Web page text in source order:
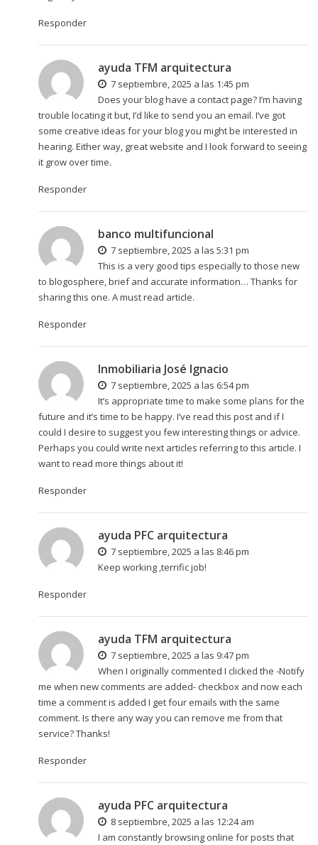
Responder
ayuda TFM arquitectura
7 septiembre, 2025 a las 1:45 pm
Does your blog have a contact page? I’m having
trouble locating it but, I’d like to send you an email. I’ve got
some creative ideas for your blog you might be interested in
hearing. Either way, great website and I look forward to seeing
it grow over time.
Responder
banco multifuncional
7 septiembre, 2025 a las 5:31 pm
This is a very good tips especially to those new
to blogosphere, brief and accurate information… Thanks for
sharing this one. A must read article.
Responder
Inmobiliaria José Ignacio
7 septiembre, 2025 a las 6:54 pm
It’s appropriate time to make some plans for the
future and it’s time to be happy. I’ve read this post and if I
could I desire to suggest you few interesting things or advice.
Perhaps you could write next articles referring to this article. I
want to read more things about it!
Responder
ayuda PFC arquitectura
7 septiembre, 2025 a las 8:46 pm
Keep working ,terrific job!
Responder
ayuda TFM arquitectura
7 septiembre, 2025 a las 9:47 pm
When I originally commented I clicked the -Notify
me when new comments are added- checkbox and now each
time a comment is added I get four emails with the same
comment. Is there any way you can remove me from that
service? Thanks!
Responder
ayuda PFC arquitectura
8 septiembre, 2025 a las 12:24 am
I am constantly browsing online for posts that